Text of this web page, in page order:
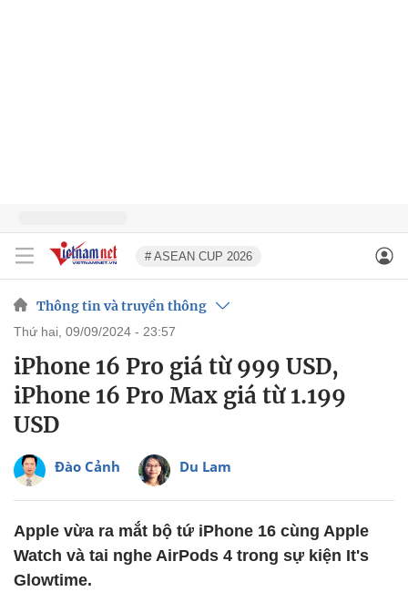
# ASEAN CUP 2026
Thông tin và truyền thông
thứ hai, 09/09/2024 - 23:57
iPhone 16 Pro giá từ 999 USD,
iPhone 16 Pro Max giá từ 1.199
USD
Đào Cảnh Du Lam
Apple vừa ra mắt bộ tứ iPhone 16 cùng Apple
Watch và tai nghe AirPods 4 trong sự kiện It's
Glowtime.